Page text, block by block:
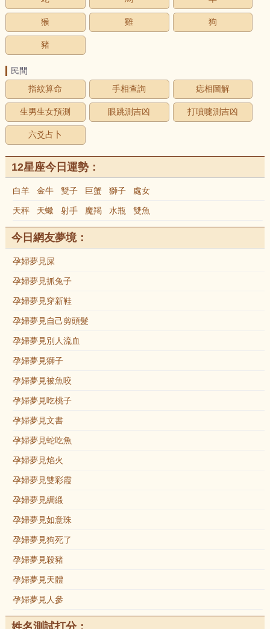
猴 雞 狗
豬
民間
指紋算命
手相查詢 痣相圖解
生男生女預測 眼跳測吉凶 打噴嚏測吉凶
六爻占卜
12星座今日運勢：
白羊 金牛 雙子 巨蟹 獅子 處女
天秤 天蠍 射手 魔羯 水瓶 雙魚
今日網友夢境：
孕婦夢見屎
孕婦夢見抓兔子
孕婦夢見穿新鞋
孕婦夢見自己剪頭髮
孕婦夢見別人流血
孕婦夢見獅子
孕婦夢見被魚咬
孕婦夢見吃桃子
孕婦夢見文書
孕婦夢見蛇吃魚
孕婦夢見焰火
孕婦夢見雙彩霞
孕婦夢見綢緞
孕婦夢見如意珠
孕婦夢見狗死了
孕婦夢見殺豬
孕婦夢見天體
孕婦夢見人參
姓名測試打分：